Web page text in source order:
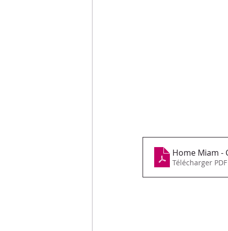
Home Miam -
Télécharger